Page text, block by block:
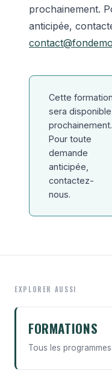
prochainement.
anticipée,
Cette formation
sera disponible
prochainement.
Pour toute
demande
anticipée,
contactez-
nous.
EXPLORER AUSSI
FORMATIONS
Tous les